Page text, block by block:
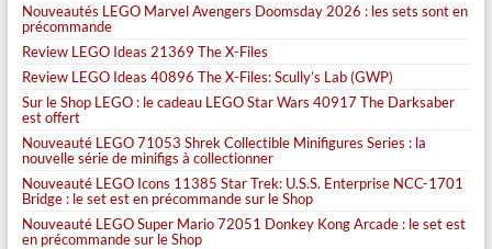
Nouveautés LEGO Marvel Avengers Doomsday 2026 : les sets sont en
précommande
Review LEGO Ideas 21369 The X-Files
Review LEGO Ideas 40896 The X-Files: Scully’s Lab (GWP)
Sur le Shop LEGO : le cadeau LEGO Star Wars 40917 The Darksaber
est offert
Nouveauté LEGO 71053 Shrek Collectible Minifigures Series : la
nouvelle série de minifigs à collectionner
Nouveauté LEGO Icons 11385 Star Trek: U.S.S. Enterprise NCC-1701
Bridge : le set est en précommande sur le Shop
Nouveauté LEGO Super Mario 72051 Donkey Kong Arcade : le set est
en précommande sur le Shop